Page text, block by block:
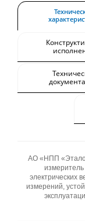
АО «НПП
электрических
измерений,